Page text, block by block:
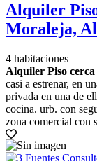
Alquiler
Moraleja,
4 habitaciones
Alquiler Piso
casi a estrenar, en
privada en una de
cocina. urb. con
zona comercial con